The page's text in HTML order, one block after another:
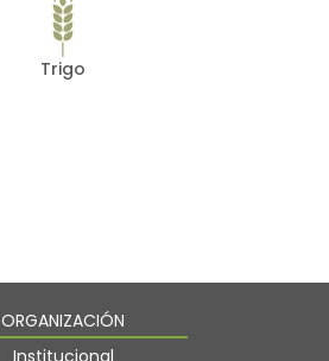
Trigo
ORGANIZACIÓN
Institucional